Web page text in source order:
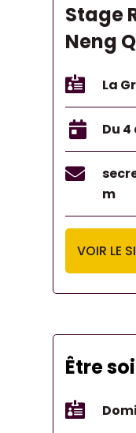
Stage
Neng
 La
 Du 4

m
VOIR LE
Être
